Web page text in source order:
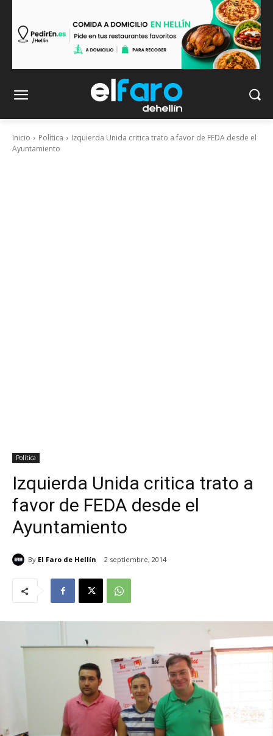
Inicio Política
Izquierda Unida critica trato a favor de FEDA desde el
Ayuntamiento
Política
Izquierda Unida critica trato a
favor de FEDA desde el
Ayuntamiento
By El Faro de Hellín 2 septiembre, 2014